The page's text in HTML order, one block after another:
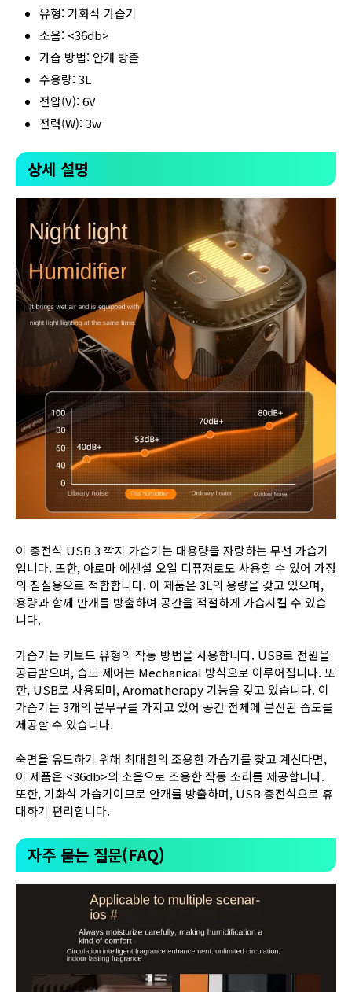
유형: 기화식 가습기
소음: <36db>
가습 방법: 안개 방출
수용량: 3L
전압(V): 6V
전력(W): 3w
상세 설명
이 충전식 USB 3 깍지 가습기는 대용량을 자랑하는 무선 가습기
입니다. 또한, 아로마 에센셜 오일 디퓨저로도 사용할 수 있어 가정
의 침실용으로 적합합니다. 이 제품은 3L의 용량을 갖고 있으며,
용량과 함께 안개를 방출하여 공간을 적절하게 가습시킬 수 있습
니다.
가습기는 키보드 유형의 작동 방법을 사용합니다. USB로 전원을
공급받으며, 습도 제어는 Mechanical 방식으로 이루어집니다. 또
한, USB로 사용되며, Aromatherapy 기능을 갖고 있습니다. 이
가습기는 3개의 분무구를 가지고 있어 공간 전체에 분산된 습도를
제공할 수 있습니다.
숙면을 유도하기 위해 최대한의 조용한 가습기를 찾고 계신다면,
이 제품은 <36db>의 소음으로 조용한 작동 소리를 제공합니다.
또한, 기화식 가습기이므로 안개를 방출하며, USB 충전식으로 휴
대하기 편리합니다.
자주 묻는 질문(FAQ)